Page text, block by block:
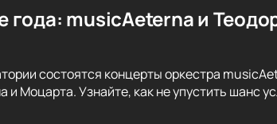
musicAeterna и
состоятся концерты оркестра
Моцарта. Узнайте, как не упустить шанс